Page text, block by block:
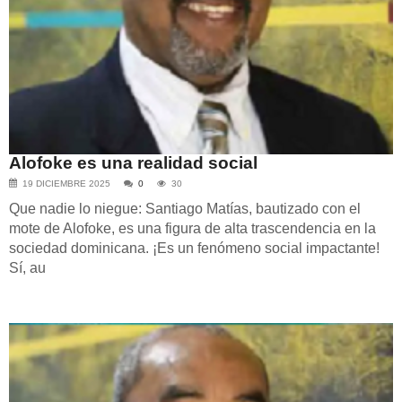
Alofoke es una realidad social
19 DICIEMBRE 2025 0 30
Que nadie lo niegue: Santiago Matías, bautizado con el
mote de Alofoke, es una figura de alta trascendencia en la
sociedad dominicana. ¡Es un fenómeno social impactante!
Sí, au